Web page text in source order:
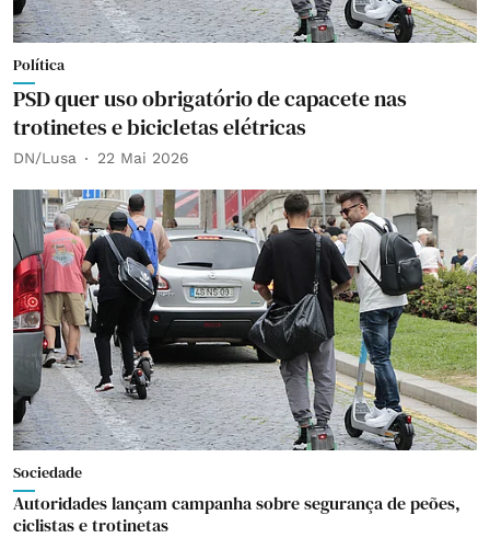
Política
PSD quer uso obrigatório de capacete nas
trotinetes e bicicletas elétricas
DN/Lusa 22 Mai 2026
Sociedade
Autoridades lançam campanha sobre segurança de peões,
ciclistas e trotinetas